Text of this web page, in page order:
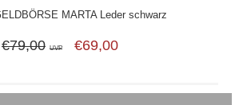
MARTA Leder schwarz
€79,00 UVP €69,00